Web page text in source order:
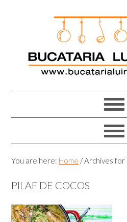
You are here: Home /Archives for
PILAF DE COCOS